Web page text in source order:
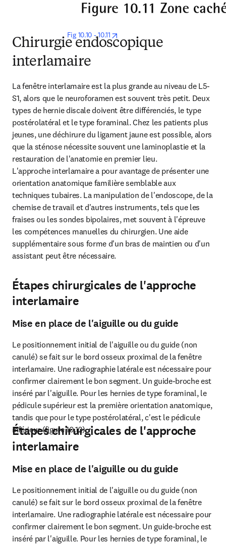
Fig 10.10 - 10.11 opens in new tab/window
Chirurgie endoscopique
interlamaire
La fenêtre interlamaire est la plus grande au niveau de L5-
S1, alors que le neuroforamen est souvent très petit. Deux
types de hernie discale doivent être différenciés, le type
postérolatéral et le type foraminal. Chez les patients plus
jeunes, une déchirure du ligament jaune est possible, alors
que la sténose nécessite souvent une laminoplastie et la
restauration de l'anatomie en premier lieu.
L'approche interlamaire a pour avantage de présenter une
orientation anatomique familière semblable aux
techniques tubaires. La manipulation de l'endoscope, de la
chemise de travail et d'autres instruments, tels que les
fraises ou les sondes bipolaires, met souvent à l'épreuve
les compétences manuelles du chirurgien. Une aide
supplémentaire sous forme d'un bras de maintien ou d'un
assistant peut être nécessaire.
Étapes chirurgicales de l'approche
interlamaire
Mise en place de l'aiguille ou du guide
Le positionnement initial de l'aiguille ou du guide (non
canulé) se fait sur le bord osseux proximal de la fenêtre
interlamaire. Une radiographie latérale est nécessaire pour
confirmer clairement le bon segment. Un guide-broche est
inséré par l'aiguille. Pour les hernies de type foraminal, le
pédicule supérieur est la première orientation anatomique,
tandis que pour le type postérolatéral, c'est le pédicule
inférieur (figure 10.12).
Étapes chirurgicales de l'approche
interlamaire
Mise en place de l'aiguille ou du guide
Le positionnement initial de l'aiguille ou du guide (non
canulé) se fait sur le bord osseux proximal de la fenêtre
interlamaire. Une radiographie latérale est nécessaire pour
confirmer clairement le bon segment. Un guide-broche est
inséré par l'aiguille. Pour les hernies de type foraminal, le